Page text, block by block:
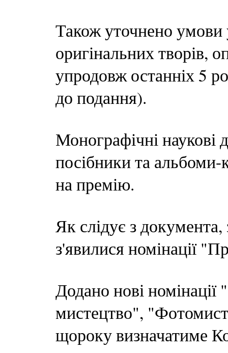
Також уточнено умови
оригінальних творів,
упродовж останніх 5
до подання).
Монографічні наукові
посібники та альбоми-
на премію.
Як слідує з документа,
з'явилися номінації
Додано нові
мистецтво",
щороку визначатиме